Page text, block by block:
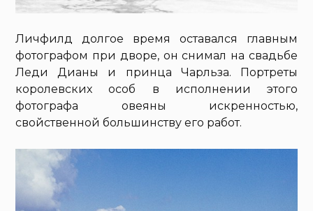
Личфилд долгое время оставался главным
фотографом при дворе, он снимал на свадьбе
Леди Дианы и принца Чарльза. Портреты
королевских особ в исполнении этого
фотографа овеяны искренностью,
свойственной большинству его работ.